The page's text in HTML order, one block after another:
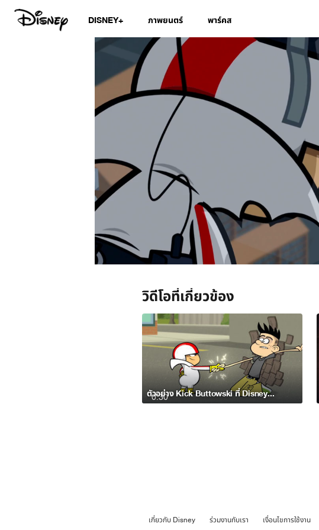
DISNEY+ ภาพยนตร์ พาร์คส
วิดีโอที่เกี่ยวข้อง
0:30 ตัวอย่าง Kick Buttowski ที่ Disney XD
เกี่ยวกับ Disney
ร่วมงานกับเรา เงื่อนไขการใช้งาน